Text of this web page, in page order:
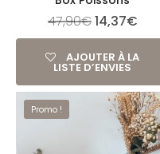
47,90€14,37€
AJOUTER À LA
LISTE D’ENVIES
Promo !